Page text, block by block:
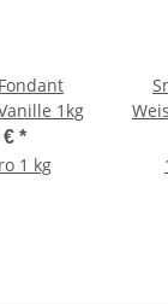
1kg
€ *
1 kg